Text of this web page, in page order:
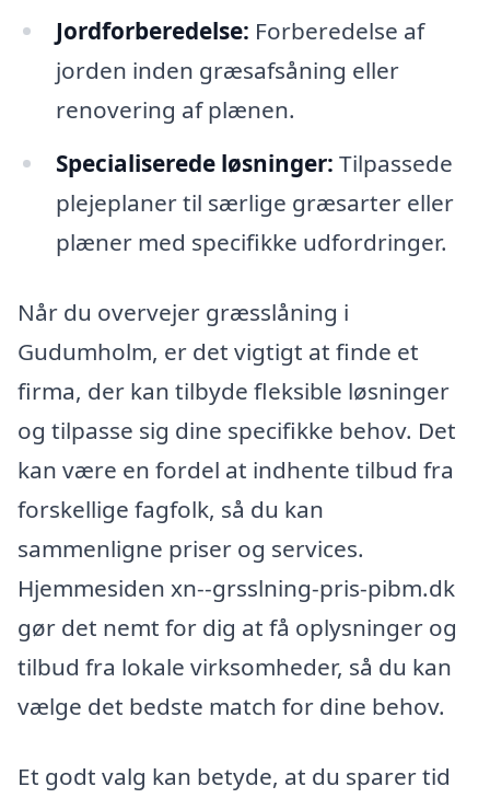
Jordforberedelse: Forberedelse af
jorden inden græsafsåning eller
renovering af plænen.
Specialiserede løsninger: Tilpassede
plejeplaner til særlige græsarter eller
plæner med specifikke udfordringer.
Når du overvejer græsslåning i
Gudumholm, er det vigtigt at finde et
firma, der kan tilbyde fleksible løsninger
og tilpasse sig dine specifikke behov. Det
kan være en fordel at indhente tilbud fra
forskellige fagfolk, så du kan
sammenligne priser og services.
Hjemmesiden xn--grsslning-pris-pibm.dk
gør det nemt for dig at få oplysninger og
tilbud fra lokale virksomheder, så du kan
vælge det bedste match for dine behov.
Et godt valg kan betyde, at du sparer tid